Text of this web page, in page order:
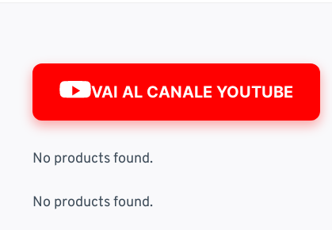
VAI AL CANALE YOUTUBE
No products found.
No products found.